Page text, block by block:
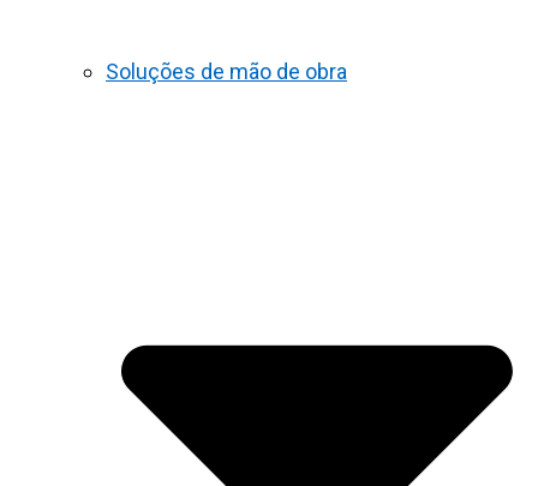
Soluções de mão de obra